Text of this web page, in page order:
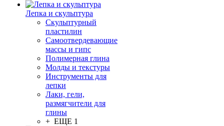
Лепка и скульптура
Скульптурный
пластилин
Самоотвердевающие
массы и гипс
Полимерная глина
Молды и текстуры
Инструменты для
лепки
Лаки, гели,
размягчители для
глины
+ ЕЩЕ 1